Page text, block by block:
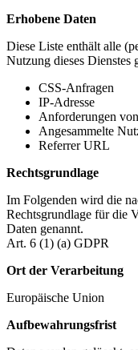
Erhobene Daten
Diese Liste enthält alle
Nutzung dieses Dienstes
CSS-Anfragen
IP-Adresse
Anforderungen
Angesammelte
Referrer URL
Rechtsgrundlage
Im Folgenden wird die
Rechtsgrundlage für die
Daten genannt.
Art. 6 (1) (a) GDPR
Ort der Verarbeitung
Europäische Union
Aufbewahrungsfrist